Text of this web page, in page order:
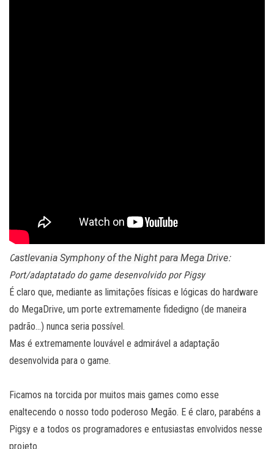
Castlevania Symphony of the Night para Mega Drive:
Port/adaptatado do game desenvolvido por Pigsy
É claro que, mediante as limitações físicas e lógicas do hardware
do MegaDrive, um porte extremamente fidedigno (de maneira
padrão…) nunca seria possível.
Mas é extremamente louvável e admirável a adaptação
desenvolvida para o game.
Ficamos na torcida por muitos mais games como esse
enaltecendo o nosso todo poderoso Megão. E é claro, parabéns a
Pigsy e a todos os programadores e entusiastas envolvidos nesse
projeto.